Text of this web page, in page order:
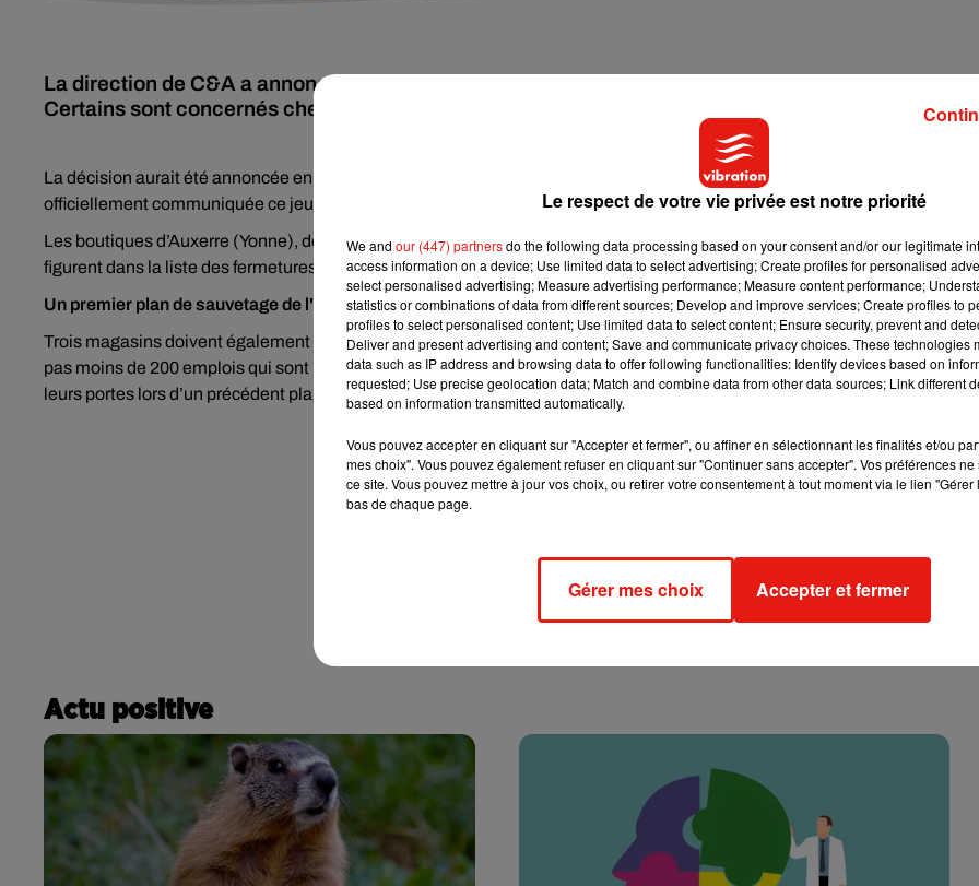
La direction de C&A a annoncé la fermeture de 30 magasins en France pour les prochains mois.
Certains sont concernés chez nous. Explications.
La décision aurait été annoncée en interne lors d’un comité central le 17 janvier dernier, la direction l’a finalement
officiellement communiquée ce jeudi 23 janvier :
del’enseigne C&Afermeront dans les prochains mois.
Les boutiques d’Auxerre (Yonne), de Chambray-lès-Tours (Indre-et-Loire) et de Sainte-Geneviève-des-Bois (Essonne)
figurent dans la liste des fermetures. Tout comme celles de Saint-Nazaire (Loire-Atlantique) et La Roche-sur-Yon
Un premier plan de sauvetage de l'emploi un an plus tôt
Trois magasins doivent également baisser le rideau définitivement en Moselle, ainsi que dans le Val d’Oise. En tout, ce
pas moins de 200 emplois qui sont menacés par ces fermetures. Une quinzaine de magasins C&A avaient déjà dû fermer
leurs portes lors d’un précédent plan de sauvetage de l’emploi en avril dernier.
Actu positive
Le respect de votre vie privée est notre priorité
We and our (447) partnersdo the following data processing based on your consent and/or our legitimate
access information on a device; Use limited data to select advertising; Create profiles for personalised
select personalised advertising; Measure advertising performance; Measure content performance;
statistics or combinations of data from different sources; Develop and improve services; Create profiles to
profiles to select personalised content; Use limited data to select content; Ensure security, prevent and
Deliver and present advertising and content; Save and communicate privacy choices. These technologies
data such as IP address and browsing data to offer following functionalities: Identify devices based on
requested; Use precise geolocation data; Match and combine data from other data sources; Link different
based on information transmitted automatically.
Vous pouvez accepter en cliquant sur "Accepter et fermer", ou affiner en sélectionnant les finalités et/ou
mes choix". Vous pouvez également refuser en cliquant sur "Continuer sans accepter". Vos préférences
ce site. Vous pouvez mettre à jour vos choix, ou retirer votre consentement à tout moment via le lien
bas de chaque page.
Gérer mes choix Accepter et fermer